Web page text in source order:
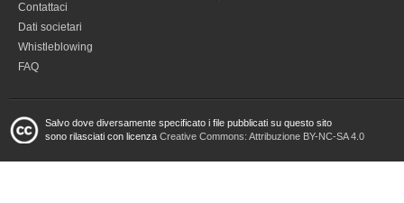
Contattaci
Dati societari
Whistleblowing
FAQ
Salvo dove diversamente specificato i file pubblicati su questo sito
sono rilasciati con licenza Creative Commons: Attribuzione BY-NC-SA 4.0